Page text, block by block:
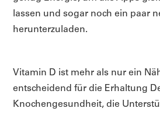
lassen und sogar noch ein paar
herunterzuladen.
Vitamin D ist mehr als nur ein
entscheidend für die Erhaltung
Knochengesundheit, die